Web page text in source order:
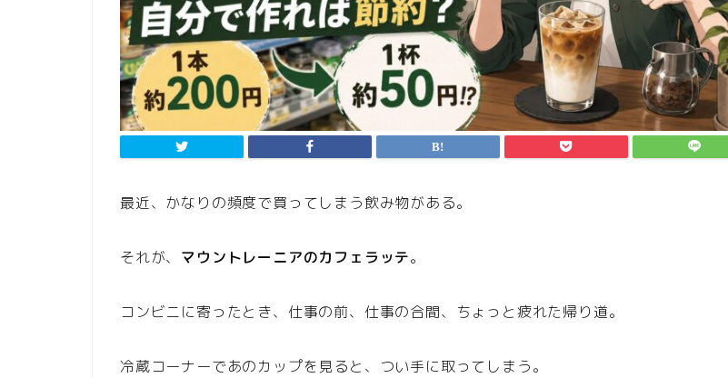
最近、かなりの頻度で買ってしまう飲み物がある。
それが、 マウントレーニアのカフェラッテ。
コンビニに寄ったとき、仕事の前、仕事の合間、ちょっと疲れた帰り道。
冷蔵コーナーであのカップを見ると、つい手に取ってしまう。